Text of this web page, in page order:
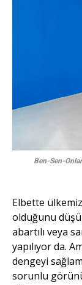
Ben-Sen-
Elbette
olduğunu
abartılı veya
yapılıyor da.
dengeyi
sorunlu